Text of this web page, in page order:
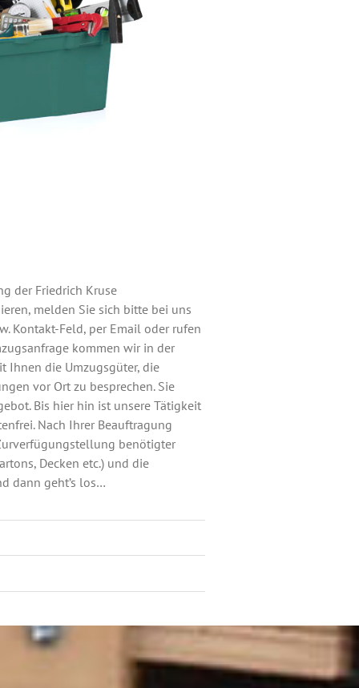
der Friedrich Kruse
melden Sie sich bitte bei uns
Kontakt-Feld, per Email oder rufen
kommen wir in der
Ihnen die Umzugsgüter, die
vor Ort zu besprechen. Sie
Bis hier hin ist unsere Tätigkeit
Nach Ihrer Beauftragung
benötigter
Decken etc.) und die
dann geht’s los…